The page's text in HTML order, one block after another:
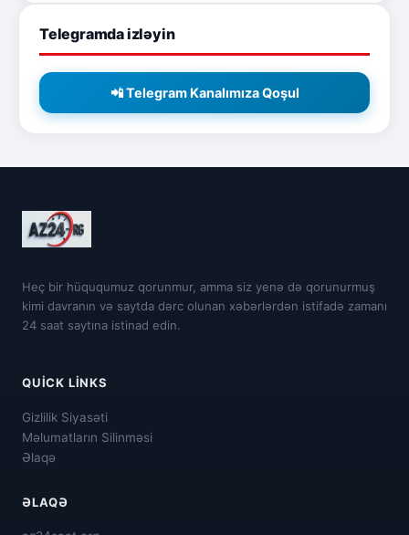
Telegramda izləyin
📲 Telegram Kanalımıza Qoşul
Heç bir hüququmuz qorunmur, amma siz yenə də qorunurmuş
kimi davranın və saytda dərc olunan xəbərlərdən istifadə zamanı
24 saat saytına istinad edin.
QUICK LINKS
Gizlilik Siyasəti
Məlumatların Silinməsi
Əlaqə
ƏLAQƏ